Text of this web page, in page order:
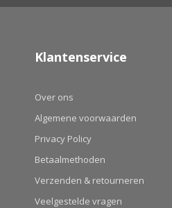
Klantenservice
Over ons
Algemene voorwaarden
Privacy Policy
Betaalmethoden
Verzenden & retourneren
Veelgestelde vragen